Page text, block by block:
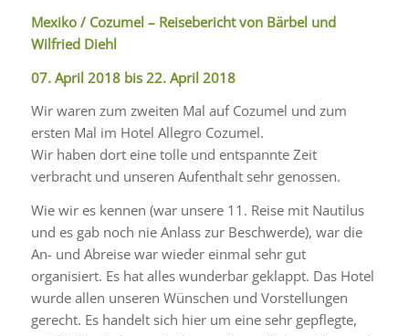
Mexiko / Cozumel – Reisebericht von Bärbel und
Wilfried Diehl
07. April 2018 bis 22. April 2018
Wir waren zum zweiten Mal auf Cozumel und zum
ersten Mal im Hotel Allegro Cozumel.
Wir haben dort eine tolle und entspannte Zeit
verbracht und unseren Aufenthalt sehr genossen.
Wie wir es kennen (war unsere 11. Reise mit Nautilus
und es gab noch nie Anlass zur Beschwerde), war die
An- und Abreise war wieder einmal sehr gut
organisiert. Es hat alles wunderbar geklappt. Das Hotel
wurde allen unseren Wünschen und Vorstellungen
gerecht. Es handelt sich hier um eine sehr gepflegte,